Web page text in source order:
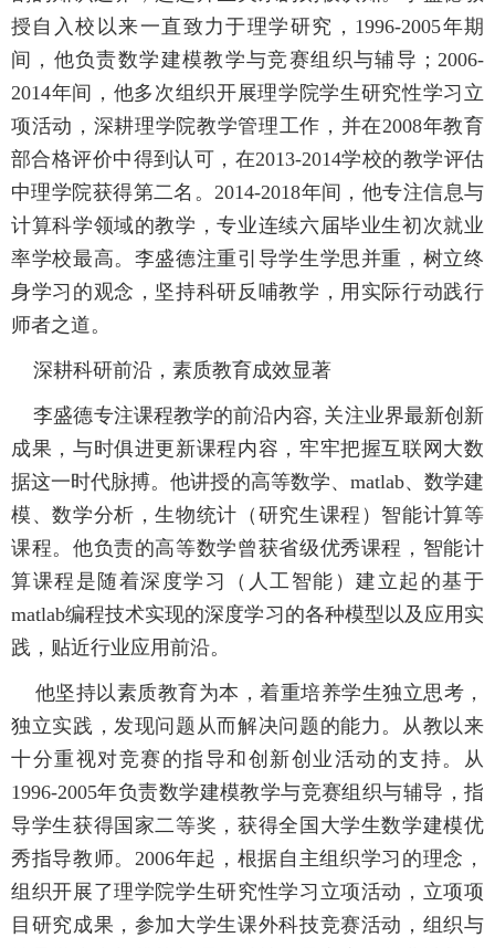
授自入校以来一直致力于理学研究，1996-2005年期
间，他负责数学建模教学与竞赛组织与辅导；2006-
2014年间，他多次组织开展理学院学生研究性学习立
项活动，深耕理学院教学管理工作，并在2008年教育
部合格评价中得到认可，在2013-2014学校的教学评估
中理学院获得第二名。2014-2018年间，他专注信息与
计算科学领域的教学，专业连续六届毕业生初次就业
率学校最高。李盛德注重引导学生学思并重，树立终
身学习的观念，坚持科研反哺教学，用实际行动践行
师者之道。
深耕科研前沿，素质教育成效显著
李盛德专注课程教学的前沿内容, 关注业界最新创新
成果，与时俱进更新课程内容，牢牢把握互联网大数
据这一时代脉搏。他讲授的高等数学、matlab、数学建
模、数学分析，生物统计（研究生课程）智能计算等
课程。他负责的高等数学曾获省级优秀课程，智能计
算课程是随着深度学习（人工智能）建立起的基于
matlab编程技术实现的深度学习的各种模型以及应用实
践，贴近行业应用前沿。
他坚持以素质教育为本，着重培养学生独立思考，
独立实践，发现问题从而解决问题的能力。从教以来
十分重视对竞赛的指导和创新创业活动的支持。从
1996-2005年负责数学建模教学与竞赛组织与辅导，指
导学生获得国家二等奖，获得全国大学生数学建模优
秀指导教师。2006年起，根据自主组织学习的理念，
组织开展了理学院学生研究性学习立项活动，立项项
目研究成果，参加大学生课外科技竞赛活动，组织与